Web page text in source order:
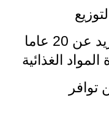
شركة مصرية ذات خبرة تزيد عن 20 عاما
الغذائية